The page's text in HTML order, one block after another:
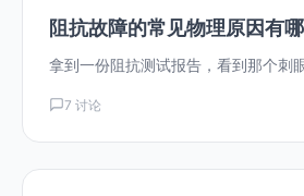
阻抗故障的常见物理原因有
拿到一份阻抗测试报告，看到那个刺
7 讨论